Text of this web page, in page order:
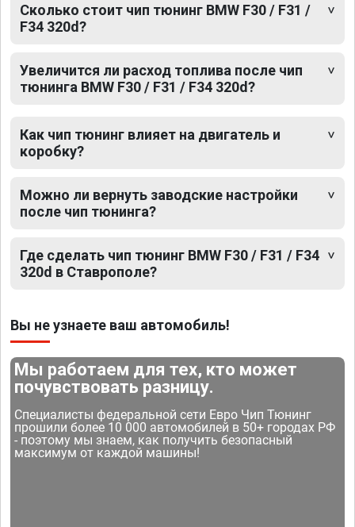
Сколько стоит чип тюнинг BMW F30 / F31 /
F34 320d?
Увеличится ли расход топлива после чип
тюнинга BMW F30 / F31 / F34 320d?
Как чип тюнинг влияет на двигатель и
коробку?
Можно ли вернуть заводские настройки
после чип тюнинга?
Где сделать чип тюнинг BMW F30 / F31 / F34
320d в Ставрополе?
Вы не узнаете ваш автомобиль!
Мы работаем для тех, кто может
почувствовать разницу.
Специалисты федеральной сети Евро Чип Тюнинг
прошили более 10 000 автомобилей в 50+ городах РФ
- поэтому мы знаем, как получить безопасный
максимум от каждой машины!